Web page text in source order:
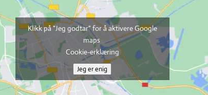
Klikk på "Jeg godtar" for å aktivere Google
maps
Cookie-erklæring
Jeg er enig